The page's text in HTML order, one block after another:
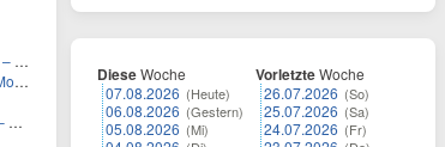
DieseWoche
07.08.2026 (Heute)
06.08.2026 (Gestern)
05.08.2026 (Mi)
VorletzteWoche
26.07.2026 (So)
25.07.2026 (Sa)
24.07.2026 (Fr)